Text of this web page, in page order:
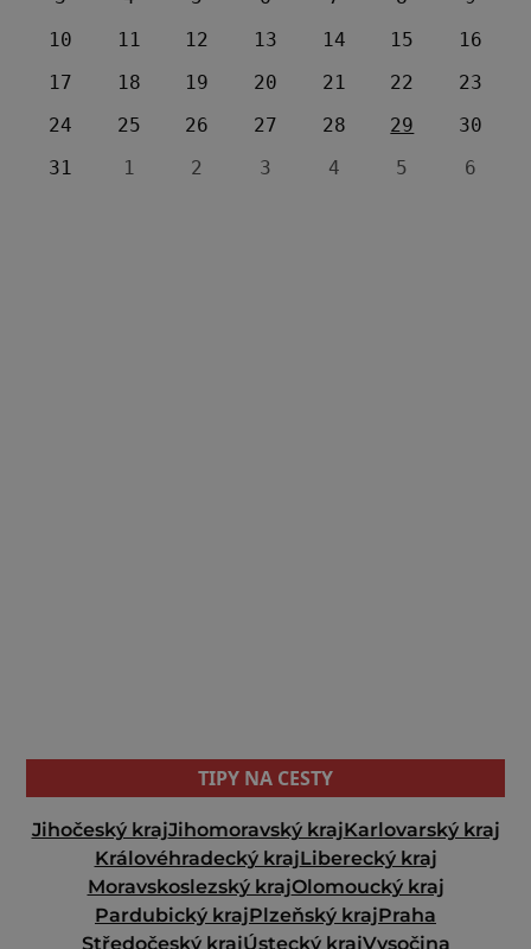
10
11 12 13 14 15
16
17
18 19 20 21 22
23
24
25 26 27 28 29
30
31
1 2 3 4 5 6
TIPY NA CESTY
Jihočeský krajJihomoravský krajKarlovarský kraj
Královéhradecký krajLiberecký kraj
Moravskoslezský krajOlomoucký kraj
Pardubický krajPlzeňský krajPraha
Středočeský krajÚstecký krajVysočina